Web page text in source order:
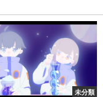
未分類